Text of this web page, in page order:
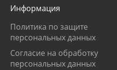
Информация
Политика по защите
персональных данных
Согласие на обработку
персональных данных